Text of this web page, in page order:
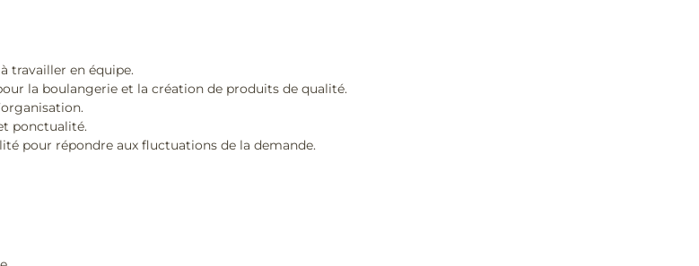
travailler en équipe.
la boulangerie et la création de produits de qualité.
ponctualité.
pour répondre aux fluctuations de la demande.